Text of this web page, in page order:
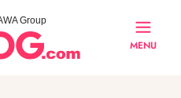
Group
MENU